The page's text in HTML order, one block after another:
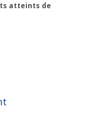
atteints de